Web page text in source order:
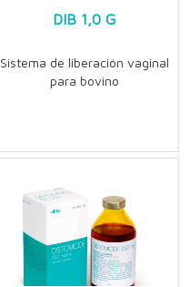
DIB 1,0 G
Sistema de liberación vaginal
para bovino